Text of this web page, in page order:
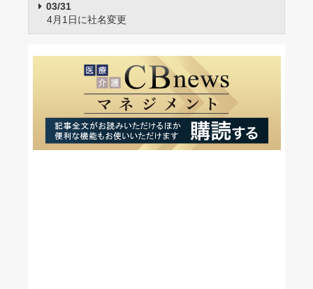
03/31
4月1日に社名変更